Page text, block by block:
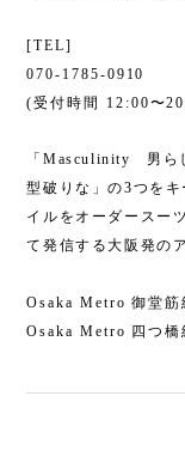
[TEL]
070-1785-0910
(受付時間 12:00〜
「Masculinity 男
型破りな」の3つを
イルをオーダースー
て発信する大阪発の
Osaka Metro 御堂筋
Osaka Metro 四つ橋